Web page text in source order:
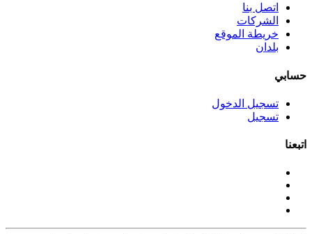
اتصل بنا
الشركات
خريطة الموقع
بلدان
حسابي
تسجيل الدخول
تسجيل
اتبعنا